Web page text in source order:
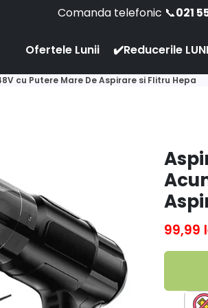
Comanda telefonic 📞021
Ofertele Lunii ✔️Reducerile
cu Putere Mare De Aspirare si Flitru Hepa
99,99